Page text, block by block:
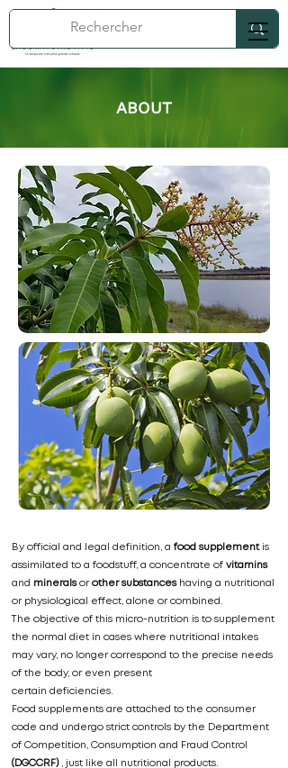
ABOUT
By official and legal definition, a food supplementis
assimilated to a foodstuff, a concentrate of vitamins
and mineralsor other substanceshaving a nutritional
or physiological effect, alone or combined.
The objective of this micro-nutrition is to supplement
the normal diet in cases where nutritional intakes
may vary, no longer correspond to the precise needs
of the body, or even present
certain deficiencies.
Food supplements are attached to the consumer
code and undergo strict controls by the Department
of Competition, Consumption and Fraud Control
(DGCCRF), just like all nutritional products.